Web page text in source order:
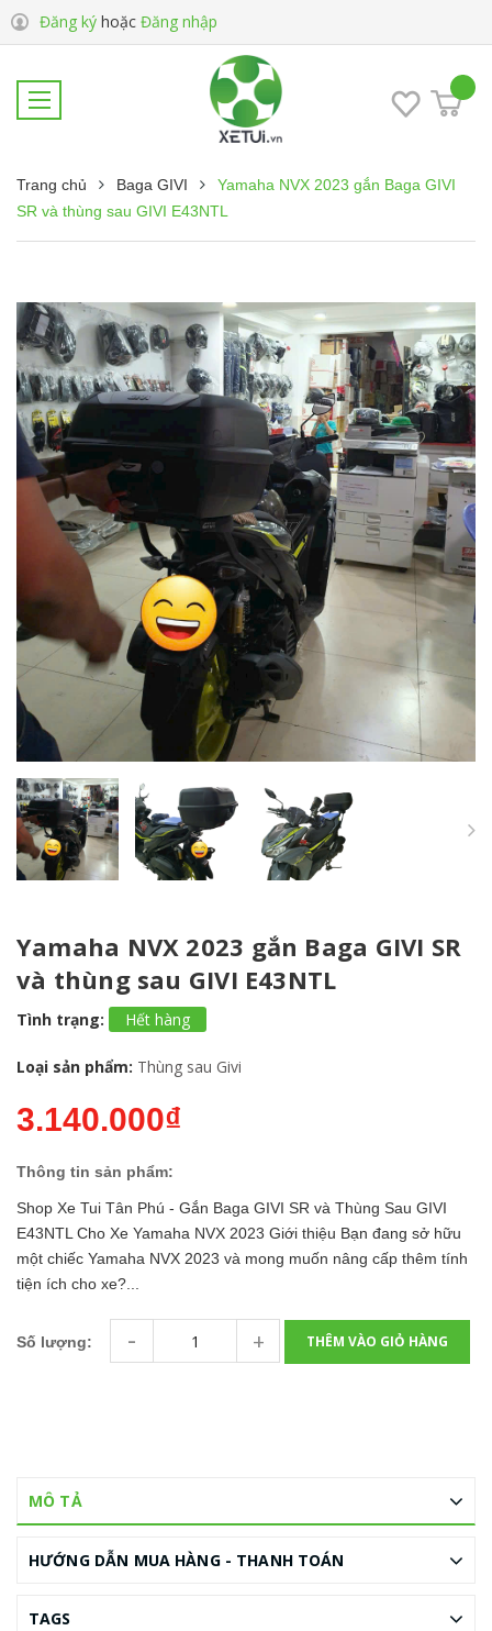
Đăng ký hoặc Đăng nhập
Trang chủ Baga GIVI
Yamaha NVX 2023 gắn Baga GIVI
SR và thùng sau GIVI E43NTL
Yamaha NVX 2023 gắn Baga GIVI SR
và thùng sau GIVI E43NTL
Tình trạng: Hết hàng
Loại sản phẩm: Thùng sau Givi
3.140.000₫
Thông tin sản phẩm:
Shop Xe Tui Tân Phú - Gắn Baga GIVI SR và Thùng Sau GIVI
E43NTL Cho Xe Yamaha NVX 2023 Giới thiệu Bạn đang sở hữu
một chiếc Yamaha NVX 2023 và mong muốn nâng cấp thêm tính
tiện ích cho xe?...
Số lượng: - + THÊM VÀO GIỎ HÀNG
MÔ TẢ
HƯỚNG DẪN MUA HÀNG - THANH TOÁN
TAGS